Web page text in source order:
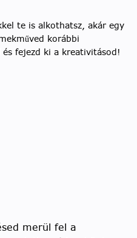
te is alkothatsz, akár egy
korábbi
fejezd ki a kreativitásod!
merül fel a